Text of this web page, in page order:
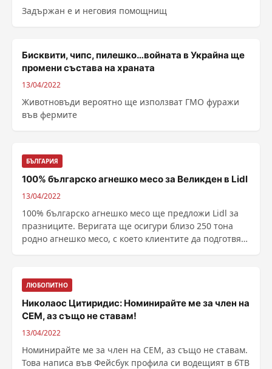
Задържан е и неговия помощнищ
Бисквити, чипc, пилeшко…вoйнaтa в Укpaйнa ще
пpoмeни cъcтaвa нa xpaнaтa
13/04/2022
Живoтнoвъди вepoятнo щe използват ГМО фypaжи
във фермите
БЪЛГАРИЯ
100% българско агнешко месо за Великден в Lidl
13/04/2022
100% българско агнешко месо ще предложи Lidl за
празниците. Веригата ще осигури близо 250 тона
родно агнешко месо, с което клиентите да подготвят
ЛЮБОПИТНО
Николаос Цитиридис: Номинирайте ме за член на
СЕМ, аз също не ставам!
13/04/2022
Номинирайте ме за член на СЕМ, аз също не ставам.
Това написа във Фейсбук профила си водещият в бТВ